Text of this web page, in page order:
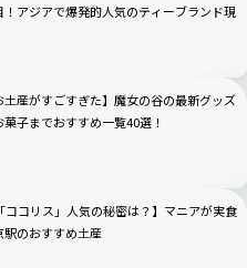
！アジアで爆発的人気のティーブランド現
土産がすごすぎた】魔女の谷の最新グッズ
子までおすすめ一覧40選！
ココリス」人気の秘密は？】マニアが実食
駅のおすすめ土産